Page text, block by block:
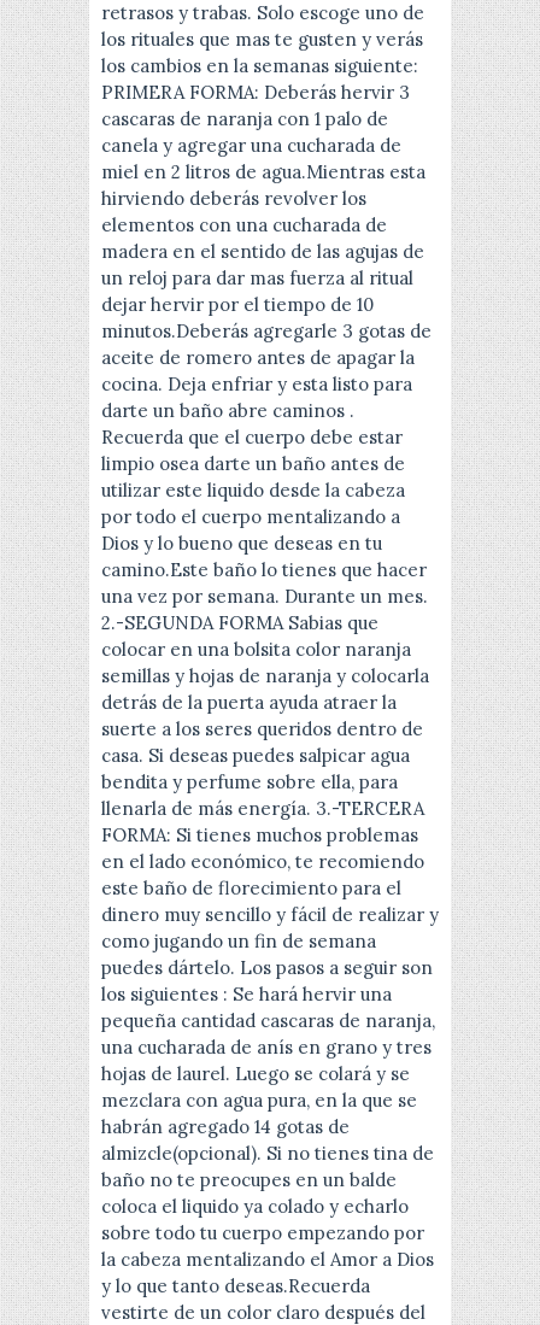
retrasos y trabas. Solo escoge uno de
los rituales que mas te gusten y verás
los cambios en la semanas siguiente:
PRIMERA FORMA: Deberás hervir 3
cascaras de naranja con 1 palo de
canela y agregar una cucharada de
miel en 2 litros de agua.Mientras esta
hirviendo deberás revolver los
elementos con una cucharada de
madera en el sentido de las agujas de
un reloj para dar mas fuerza al ritual
dejar hervir por el tiempo de 10
minutos.Deberás agregarle 3 gotas de
aceite de romero antes de apagar la
cocina. Deja enfriar y esta listo para
darte un baño abre caminos .
Recuerda que el cuerpo debe estar
limpio osea darte un baño antes de
utilizar este liquido desde la cabeza
por todo el cuerpo mentalizando a
Dios y lo bueno que deseas en tu
camino.Este baño lo tienes que hacer
una vez por semana. Durante un mes.
2.-SEGUNDA FORMA Sabias que
colocar en una bolsita color naranja
semillas y hojas de naranja y colocarla
detrás de la puerta ayuda atraer la
suerte a los seres queridos dentro de
casa. Si deseas puedes salpicar agua
bendita y perfume sobre ella, para
llenarla de más energía. 3.-TERCERA
FORMA: Si tienes muchos problemas
en el lado económico, te recomiendo
este baño de florecimiento para el
dinero muy sencillo y fácil de realizar y
como jugando un fin de semana
puedes dártelo. Los pasos a seguir son
los siguientes : Se hará hervir una
pequeña cantidad cascaras de naranja,
una cucharada de anís en grano y tres
hojas de laurel. Luego se colará y se
mezclara con agua pura, en la que se
habrán agregado 14 gotas de
almizcle(opcional). Si no tienes tina de
baño no te preocupes en un balde
coloca el liquido ya colado y echarlo
sobre todo tu cuerpo empezando por
la cabeza mentalizando el Amor a Dios
y lo que tanto deseas.Recuerda
vestirte de un color claro después del